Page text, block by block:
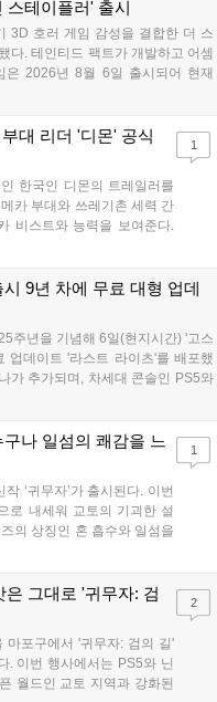
수 있다. 따뜻한 손그림 그
있는 힐링 게임으로 기대를
스테이플러' 출시
3D 호러 게임 감성을 결합한 더 스
다. 테인티드 팩트가 개발하고 어셈
은 2026년 8월 6일 출시되어 현재
를 배경으로 연쇄살인 사건을 추적
대 리더 '디몬' 공식
한국인 디몬의 트레일러를
카 부대와 쓰레기촌 세력 간
비스트와 능력을 보여준다.
를 시작으로 10일 시즌4 트
의 대립이 본격화될 전망이
1
9년 차에 무료 대형 업데
주년을 기념해 6일(현지시간) '고스
업데이트 '라스트 라이츠'를 배포했
가 추가되며, 차세대 콘솔인 PS5와
원한다. 또한 편의성 개선과 함께
나 일섬의 쾌감을 느
‘귀무자’가 출시된다. 이번
로 내세워 교토의 기괴한 설
의 상징인 혼 흡수와 일섬을
'무너뜨리기 일섬'을 더해 전
자 했으며, 실제 검술 전문가
화했다. 세계관을 새롭게 재
정은 다르지만, 특유의 통쾌
히 담아내어 시리즈 팬과 신
사할 예정이다....
1
그대로 '귀무자: 검
마포구에서 '귀무자: 검의 길'
. 이번 행사에서는 PS5와 닌
월드인 교토 지역과 강화된
2